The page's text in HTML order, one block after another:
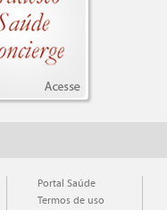
Portal Saúde
Termos de uso